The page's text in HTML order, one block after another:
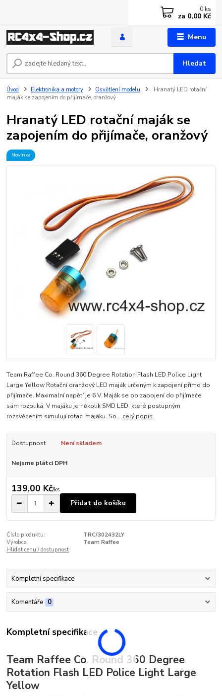
Menu
Hledat
0 ks
za 0,00 Kč
Úvod Elektronika a motory Osvětlení modelu
Hranatý LED rotační
maják se zapojením do přijímače, oranžový
Hranatý LED rotační maják se
zapojením do přijímače, oranžový
Novinka
Team Raffee Co. Round 360 Degree Rotation Flash LED Police Light
Large Yellow Rotační oranžový LED maják určeným k zapojení přímo do
přijímače. Maximalní napětí je 6 V. Maják se po zapojení do přijímače
sám rozbliká. V majáku je několik SMD LED, které postupným
rozsvěcením simulují rotaci majáku. So... celý popis
Dostupnost Není skladem
Nejsme plátci DPH
139,00 Kč/ks
Přidat do košíku
Číslo produktu:
TRC/302432LY
Výrobce:
Team Raffee
Hlídat cenu / dostupnost
Kompletní specifikace
Komentáře 0
Kompletní specifikace
Team Raffee Co. Round 360 Degree
Rotation Flash LED Police Light Large
Yellow